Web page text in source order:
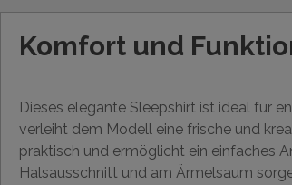
Komfort und
Dieses elegante Sleepshirt ist ideal für
verleiht dem Modell eine frische und
praktisch und ermöglicht ein einfaches
Halsausschnitt und am Ärmelsaum